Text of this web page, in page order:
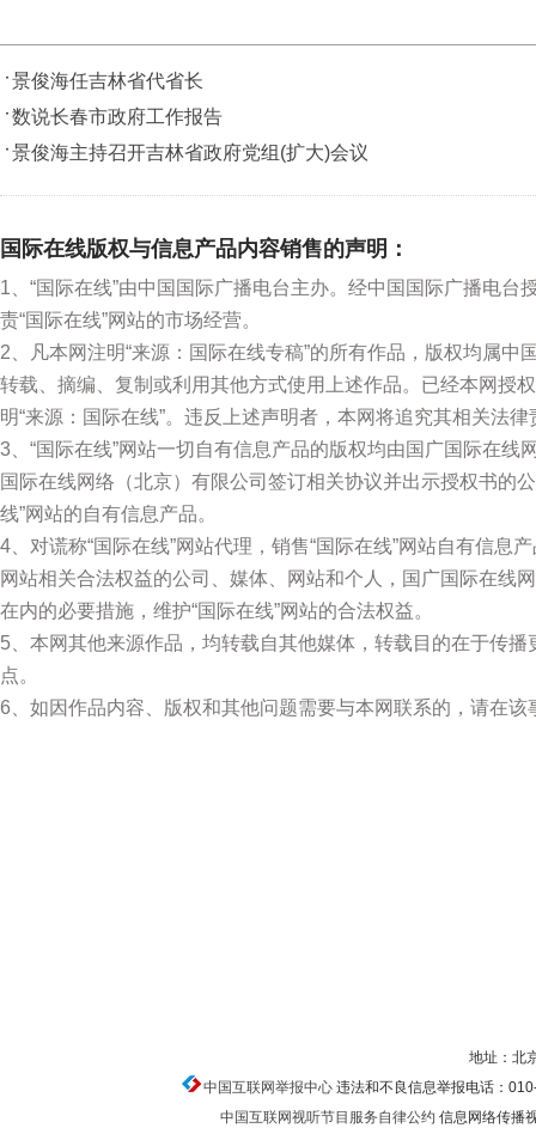
景俊海任吉林省代省长
数说长春市政府工作报告
景俊海主持召开吉林省政府党组(扩大)会议
国际在线版权与信息产品内容销售的声明：
1、“国际在线”由中国国际广播电台主办。经中国国际广播电
责“国际在线”网站的市场经营。
2、凡本网注明“来源：国际在线专稿”的所有作品，版权均属
转载、摘编、复制或利用其他方式使用上述作品。已经本网授
明“来源：国际在线”。违反上述声明者，本网将追究其相关法律
3、“国际在线”网站一切自有信息产品的版权均由国广国际在
国际在线网络（北京）有限公司签订相关协议并出示授权书的
线”网站的自有信息产品。
4、对谎称“国际在线”网站代理，销售“国际在线”网站自有信息
网站相关合法权益的公司、媒体、网站和个人，国广国际在线
在内的必要措施，维护“国际在线”网站的合法权益。
5、本网其他来源作品，均转载自其他媒体，转载目的在于传
点。
6、如因作品内容、版权和其他问题需要与本网联系的，请在
地址：北
中国互联网举报中心违法和不良信息举报电话：
中国互联网视听节目服务自律公约 信息网络传播